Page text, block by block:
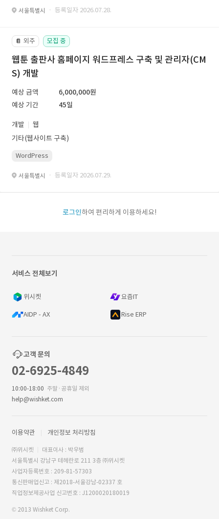
서울특별시 · 등록일자 2026.07.28.
📔 외주 모집 중
웹툰 출판사 홈페이지 워드프레스 구축 및 관리자(CM
S) 개발
예상 금액
6,000,000원
예상 기간
45일
개발
웹
기타(웹사이트 구축)
WordPress
서울특별시 · 등록일자 2026.07.29.
로그인하여 편리하게 이용하세요!
서비스 전체보기
위시켓 요즘IT
AIDP - AX Rise ERP
고객 문의
02-6925-4849
10:00-18:00 주말·공휴일 제외
help@wishket.com
이용약관 개인정보 처리방침
㈜위시켓
대표이사 : 박우범
서울특별시 강남구 테헤란로 211 3층 ㈜위시켓
사업자등록번호 : 209-81-57303
통신판매업신고 : 제2018-서울강남-02337 호
직업정보제공사업 신고번호 : J1200020180019
© 2013 Wishket Corp.